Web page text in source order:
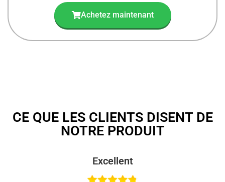
Achetez maintenant
CE QUE LES CLIENTS DISENT DE
NOTRE PRODUIT
Excellent